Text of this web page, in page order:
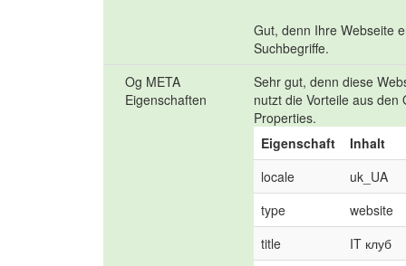
Gut, denn Ihre Webseite
Suchbegriffe.
Og META
Eigenschaften
Sehr gut, denn diese
nutzt die Vorteile aus den
Properties.
Eigenschaft
Inhalt
locale
uk_UA
type
website
title
IT клуб